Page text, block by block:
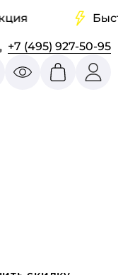
+7 (495) 927-50-95